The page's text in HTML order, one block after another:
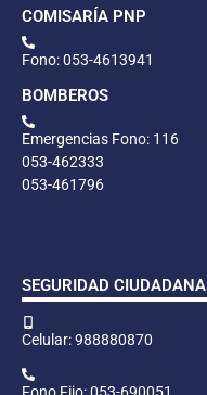
COMISARÍA PNP
Fono: 053-4613941
BOMBEROS
Emergencias Fono: 116
053-462333
053-461796
SEGURIDAD CIUDADANA
Celular: 988880870
Fono Fijo: 053-690051